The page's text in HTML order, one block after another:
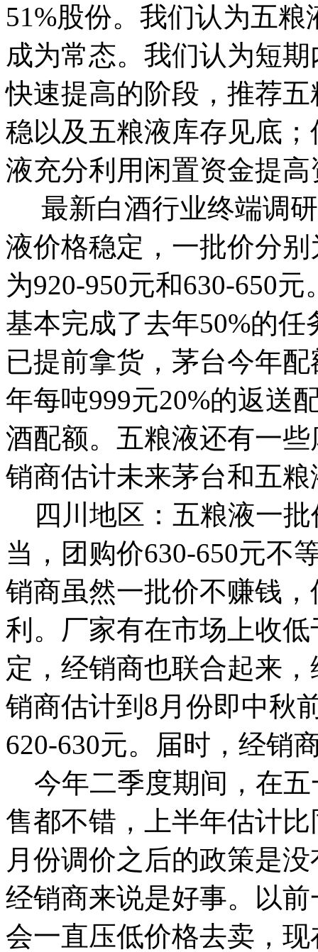
51%股份。我们认为五
成为常态。我们认为短
快速提高的阶段，推荐
稳以及五粮液库存见底
液充分利用闲置资金提
最新白酒行业终端调
液价格稳定，一批价分
为920-950元和630-650
基本完成了去年50%的
已提前拿货，茅台今年
年每吨999元20%的返送
酒配额。五粮液还有一
销商估计未来茅台和五
四川地区：五粮液一批
当，团购价630-650元不
销商虽然一批价不赚钱
利。厂家有在市场上收
定，经销商也联合起来
销商估计到8月份即中秋
620-630元。届时，经销
今年二季度期间，在五
售都不错，上半年估计
月份调价之后的政策是
经销商来说是好事。以
会一直压低价格去卖，